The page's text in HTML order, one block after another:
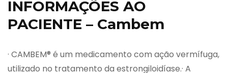
INFORMAÇÕES AO
PACIENTE – Cambem
· CAMBEM® é um medicamento com ação vermífuga,
utilizado no tratamento da estrongiloidíase.· A